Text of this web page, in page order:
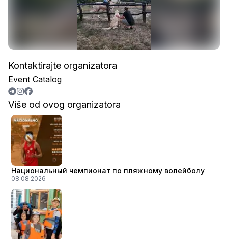
Kontaktirajte organizatora
Event Catalog
Više od ovog organizatora
Национальный чемпионат по пляжному волейболу
08.08.2026